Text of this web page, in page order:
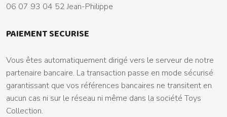
06 07 93 04 52 Jean-Philippe
PAIEMENT SECURISE
Vous êtes automatiquement dirigé vers le serveur de notre
partenaire bancaire. La transaction passe en mode sécurisé
garantissant que vos références bancaires ne transitent en
aucun cas ni sur le réseau ni même dans la société Toys
Collection.